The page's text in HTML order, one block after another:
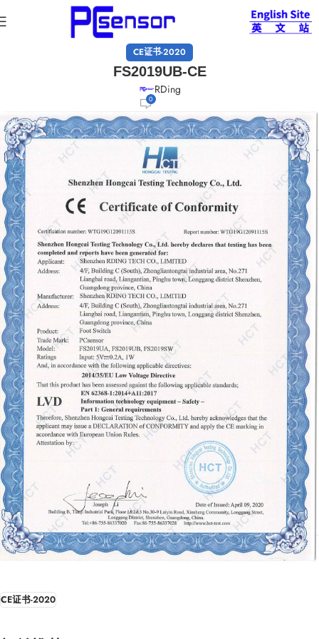
CE证书-2020
FS2019UB-CE
RDing
0
CE证书-2020